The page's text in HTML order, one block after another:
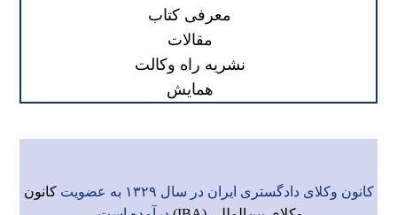
معرفی کتاب
مقالات
نشریه راه وکالت
همایش
کانون وکلای دادگستری ایران در سال ۱۳۲۹ به عضویت
کانون